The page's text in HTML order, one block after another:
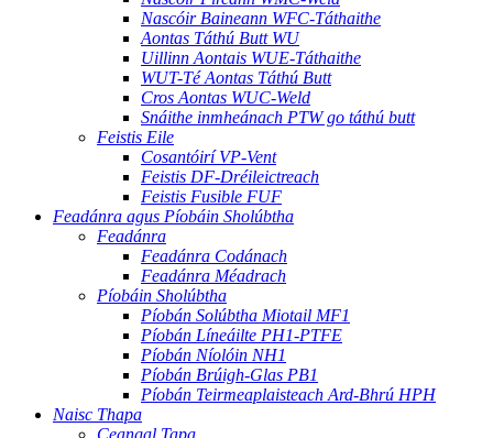
Nascóir Baineann WFC-Táthaithe
Aontas Táthú Butt WU
Uillinn Aontais WUE-Táthaithe
WUT-Té Aontas Táthú Butt
Cros Aontas WUC-Weld
Snáithe inmheánach PTW go táthú butt
Feistis Eile
Cosantóirí VP-Vent
Feistis DF-Dréileictreach
Feistis Fusible FUF
Feadánra agus Píobáin Sholúbtha
Feadánra
Feadánra Codánach
Feadánra Méadrach
Píobáin Sholúbtha
Píobán Solúbtha Miotail MF1
Píobán Líneáilte PH1-PTFE
Píobán Níolóin NH1
Píobán Brúigh-Glas PB1
Píobán Teirmeaplaisteach Ard-Bhrú HPH
Naisc Thapa
Ceangal Tapa